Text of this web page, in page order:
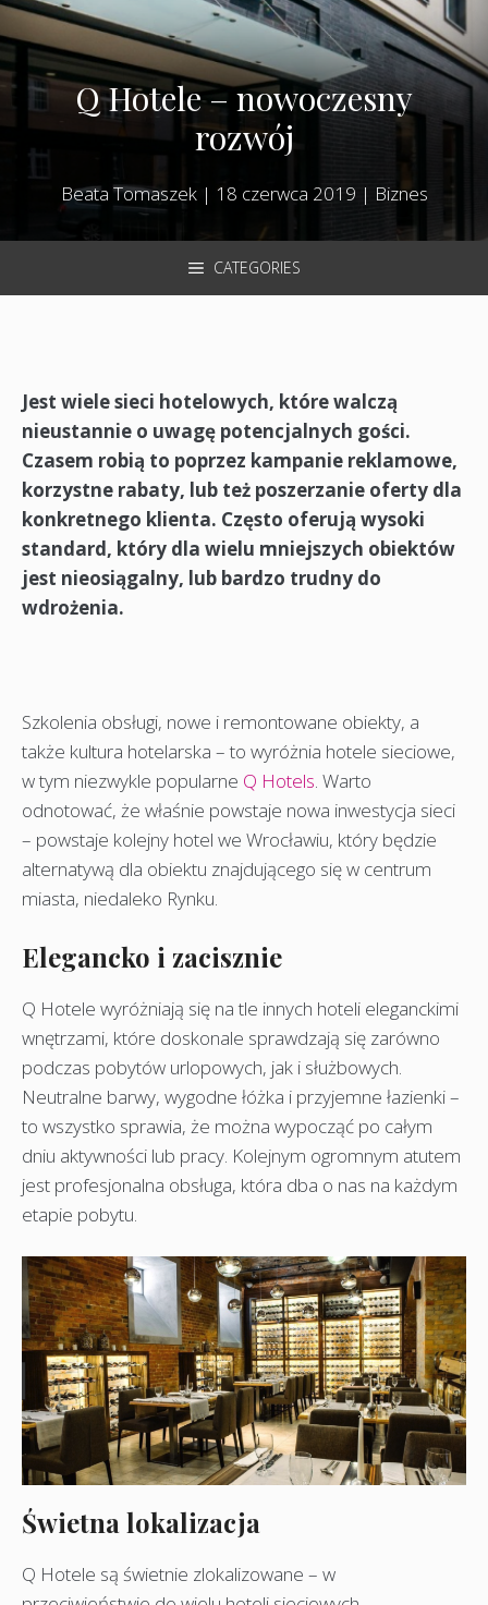
Q Hotele – nowoczesny
rozwój
Beata Tomaszek| 18 czerwca 2019 | Biznes
CATEGORIES
Jest wiele sieci hotelowych, które walczą
nieustannie o uwagę potencjalnych gości.
Czasem robią to poprzez kampanie reklamowe,
korzystne rabaty, lub też poszerzanie oferty dla
konkretnego klienta. Często oferują wysoki
standard, który dla wielu mniejszych obiektów
jest nieosiągalny, lub bardzo trudny do
wdrożenia.
Szkolenia obsługi, nowe i remontowane obiekty, a
także kultura hotelarska – to wyróżnia hotele sieciowe,
w tym niezwykle popularne Q Hotels. Warto
odnotować, że właśnie powstaje nowa inwestycja sieci
– powstaje kolejny hotel we Wrocławiu, który będzie
alternatywą dla obiektu znajdującego się w centrum
miasta, niedaleko Rynku.
Elegancko i zacisznie
Q Hotele wyróżniają się na tle innych hoteli eleganckimi
wnętrzami, które doskonale sprawdzają się zarówno
podczas pobytów urlopowych, jak i służbowych.
Neutralne barwy, wygodne łóżka i przyjemne łazienki –
to wszystko sprawia, że można wypocząć po całym
dniu aktywności lub pracy. Kolejnym ogromnym atutem
jest profesjonalna obsługa, która dba o nas na każdym
etapie pobytu.
Świetna lokalizacja
Q Hotele są świetnie zlokalizowane – w